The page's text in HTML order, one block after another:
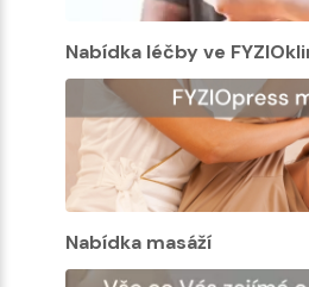
Nabídka léčby ve
Nabídka masáží